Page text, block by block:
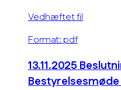
Vedhæftet fil
Format: pdf
13.11.2025
Bestyrelsesmøde